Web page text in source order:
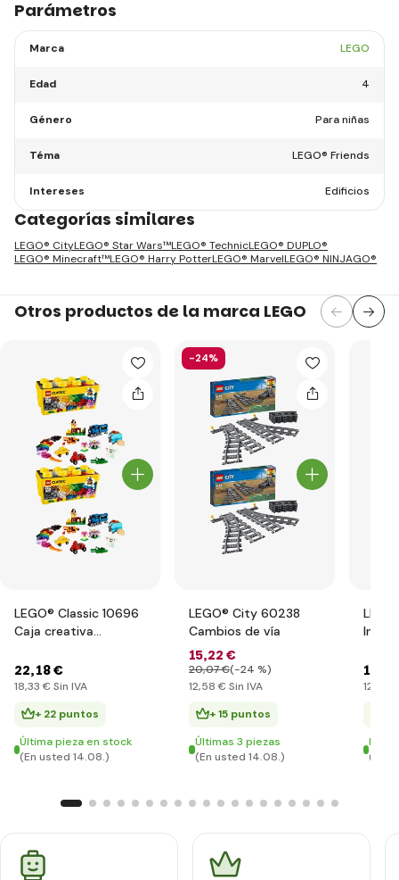
Parámetros
Marca LEGO
Edad 4
Género Para niñas
Téma LEGO® Friends
Intereses Edificios
Categorías similares
LEGO® CityLEGO® Star Wars™LEGO® TechnicLEGO® DUPLO®
LEGO® Minecraft™LEGO® Harry PotterLEGO® MarvelLEGO® NINJAGO®
Otros productos de la marca LEGO
LEGO® Classic 10696
Caja creativa
22,18 €
18,33 € Sin IVA
+ 22 puntos
Última pieza en stock
(En usted 14.08.)
-24%
LEGO® City 60238
Cambios de vía
15,22 €
20,07 €(-24 %)
12,58 € Sin IVA
+ 15 puntos
Últimas 3 piezas
(En usted 14.08.)
15
12
En
(En